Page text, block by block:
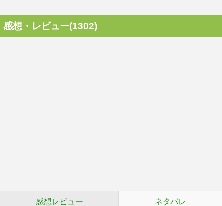
感想・レビュー(1302)
感想レビュー ネタバレ